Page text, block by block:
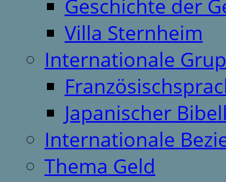
Geschichte der
Villa Sternheim
Internationale
Japanischer
Internationale
Thema Geld